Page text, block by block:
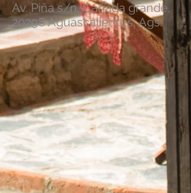
Av. Piña s/n, Cañada grande,
20298 Aguascalientes, Ags.